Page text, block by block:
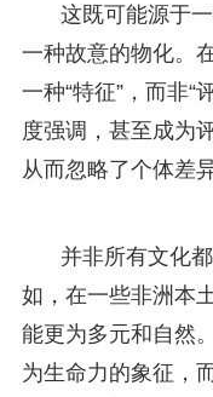
这既可能源于
一种故意的物化。
一种“特征”，而非“
度强调，甚至成为
从而忽略了个体差
并非所有文化
如，在一些非洲本
能更为多元和自然
为生命力的象征，